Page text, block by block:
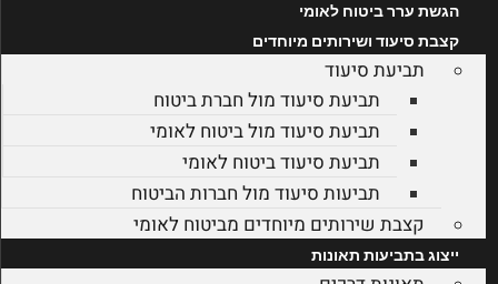
הגשת ערר ביטוח לאומי
קצבת סיעוד ושירותים מיוחדים
תביעת סיעוד
תביעת סיעוד מול חברת ביטוח
תביעת סיעוד מול ביטוח לאומי
תביעת סיעוד ביטוח לאומי
תביעות סיעוד מול חברות הביטוח
קצבת שירותים מיוחדים מביטוח לאומי
ייצוג בתביעות תאונות